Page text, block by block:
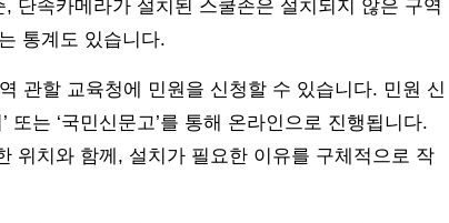
단속카메라가 설치된 스쿨존은 설치되지 않은 구역
통계도 있습니다.
관할 교육청에 민원을 신청할 수 있습니다. 민원 신
또는 ‘국민신문고’를 통해 온라인으로 진행됩니다.
위치와 함께, 설치가 필요한 이유를 구체적으로 작